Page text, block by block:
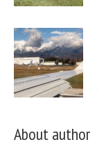
About author